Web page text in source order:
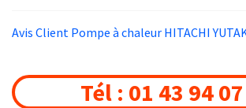
Avis Client Pompe à chaleur HITACHI
Tél : 01 43 94